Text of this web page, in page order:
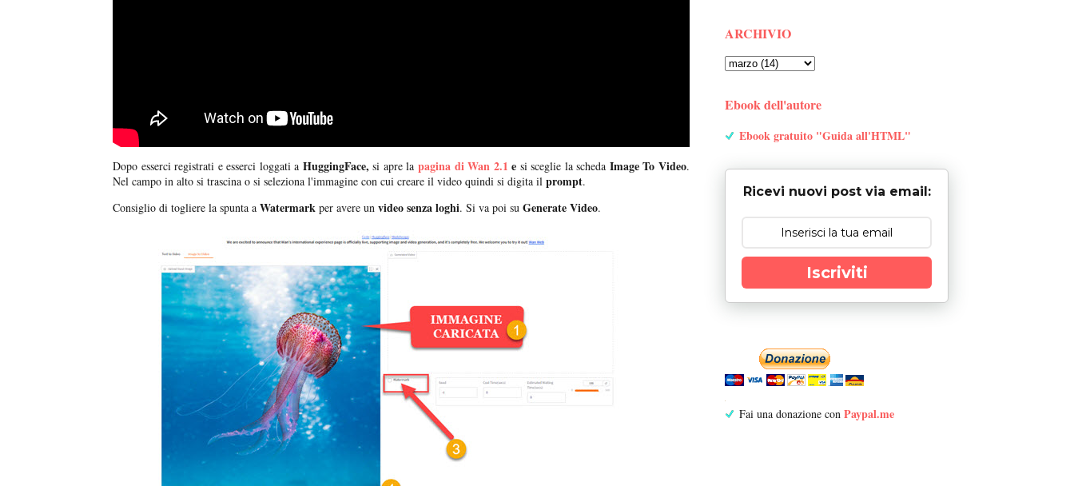
Dopo esserci registrati e esserci loggati a HuggingFace, si apre lapagina di Wan 2.1 e si sceglie la scheda Image To Video.
Nel campo in alto si trascina o si seleziona l'immagine con cui creare il video quindi si digita il prompt.
Consiglio di togliere la spunta a Watermark per avere un video senza loghi. Si va poi su Generate Video.
ARCHIVIO
Ebook dell'autore
Ebook gratuito "Guida all'HTML"
Ricevi nuovi post via email:
Iscriviti
Fai una donazione con Paypal.me